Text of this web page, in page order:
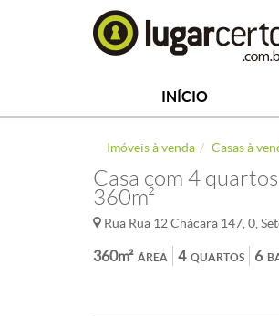
INÍCIO
Imóveis à venda Casas à
Casa com 4
360m²
Rua Rua 12 Chácara 147, 0,
ÁREA
360m² QUARTOS
4 6